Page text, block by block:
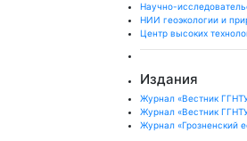
Научно-
НИИ геоэкологии и
Центр высоких
Издания
Журнал «Вестник
Журнал «Вестник
Журнал «Грозненский